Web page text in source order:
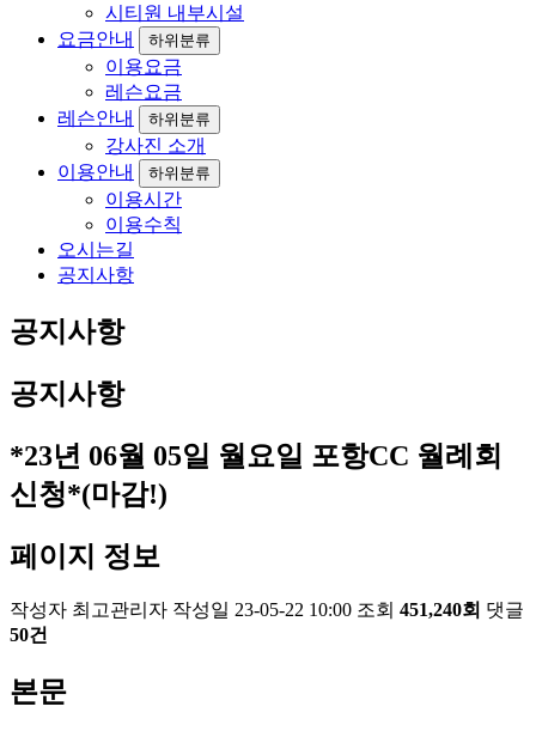
시티원 내부시설
요금안내
하위분류
이용요금
레슨요금
레슨안내
하위분류
강사진 소개
이용안내
하위분류
이용시간
이용수칙
오시는길
공지사항
공지사항
공지사항
*23년 06월 05일 월요일 포항CC 월례회
신청*(마감!)
페이지 정보
작성자 최고관리자 작성일 23-05-22 10:00 조회 451,240회 댓글
50건
본문